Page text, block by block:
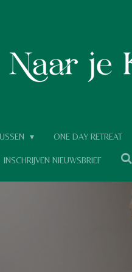
ONE DAY RETREAT
INSCHRIJVEN NIEUWSBRIEF